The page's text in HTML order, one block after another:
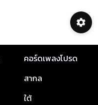
คอร์ดเพลงโปรด
สากล
ใต้